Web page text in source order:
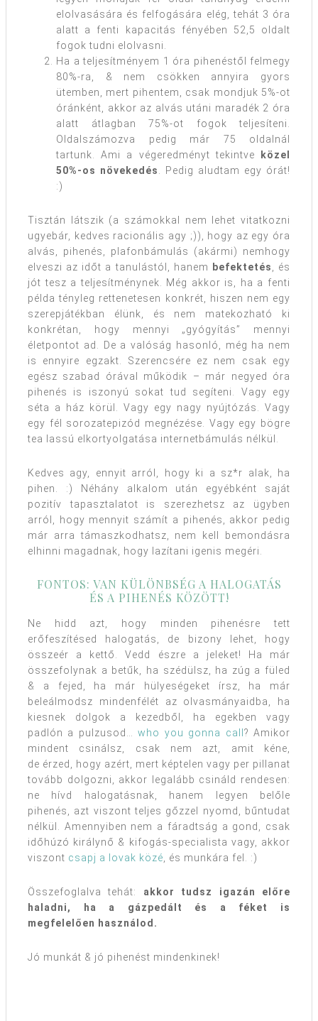
elolvasására és felfogására elég, tehát 3 óra
alatt a fenti kapacitás fényében 52,5 oldalt
fogok tudni elolvasni.
Ha a teljesítményem 1 óra pihenéstől felmegy
80%-ra, & nem csökken annyira gyors
ütemben, mert pihentem, csak mondjuk 5%-ot
óránként, akkor az alvás utáni maradék 2 óra
alatt átlagban 75%-ot fogok teljesíteni.
Oldalszámozva pedig már 75 oldalnál
tartunk. Ami a végeredményt tekintve
közel
50%-os növekedés
. Pedig aludtam egy órát!
:)
Tisztán látszik (a számokkal nem lehet vitatkozni
ugyebár, kedves racionális agy ;)), hogy az egy óra
alvás, pihenés, plafonbámulás (akármi) nemhogy
elveszi az időt a tanulástól, hanem
befektetés
, és
jót tesz a teljesítménynek. Még akkor is, ha a fenti
példa tényleg rettenetesen konkrét, hiszen nem egy
szerepjátékban élünk, és nem matekozható ki
konkrétan, hogy mennyi „gyógyítás” mennyi
életpontot ad. De a valóság hasonló, még ha nem
is ennyire egzakt. Szerencsére ez nem csak egy
egész szabad órával működik – már negyed óra
pihenés is iszonyú sokat tud segíteni. Vagy egy
séta a ház körül. Vagy egy nagy nyújtózás. Vagy
egy fél sorozatepizód megnézése. Vagy egy bögre
tea lassú elkortyolgatása internetbámulás nélkül.
Kedves agy, ennyit arról, hogy ki a sz*r alak, ha
pihen. :) Néhány alkalom után egyébként saját
pozitív tapasztalatot is szerezhetsz az ügyben
arról, hogy mennyit számít a pihenés, akkor pedig
már arra támaszkodhatsz, nem kell bemondásra
elhinni magadnak, hogy lazítani igenis megéri.
FONTOS: VAN KÜLÖNBSÉG A HALOGATÁS
ÉS A PIHENÉS KÖZÖTT!
Ne hidd azt, hogy minden pihenésre tett
erőfeszítésed halogatás, de bizony lehet, hogy
összeér a kettő. Vedd észre a jeleket! Ha már
összefolynak a betűk, ha szédülsz, ha zúg a füled
& a fejed, ha már hülyeségeket írsz, ha már
beleálmodsz mindenfélét az olvasmányaidba, ha
kiesnek dolgok a kezedből, ha egekben vagy
padlón a pulzusod…who you gonna call ? Amikor
mindent csinálsz, csak nem azt, amit kéne,
de érzed, hogy azért, mert képtelen vagy per pillanat
tovább dolgozni, akkor legalább csináld rendesen:
ne hívd halogatásnak, hanem legyen belőle
pihenés, azt viszont teljes gőzzel nyomd, bűntudat
nélkül. Amennyiben nem a fáradtság a gond, csak
időhúzó királynő & kifogás-specialista vagy, akkor
viszont csapj a lovak közé , és munkára fel. :)
Összefoglalva tehát: akkor tudsz igazán előre
haladni, ha a gázpedált és a féket is
megfelelően használod.
Jó munkát & jó pihenést mindenkinek!